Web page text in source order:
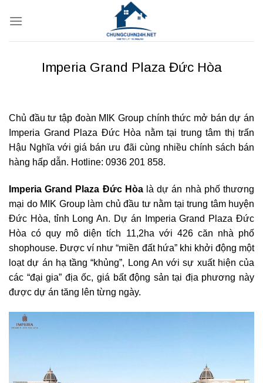
qua
Imperia Grand Plaza Đức Hòa
Chủ đầu tư tập đoàn MIK Group chính thức mở bán dự án
Imperia Grand Plaza Đức Hòa nằm tại trung tâm thị trấn
Hậu Nghĩa với giá bán ưu đãi cùng nhiều chính sách bán
hàng hấp dẫn. Hotline: 0936 201 858.
Imperia Grand Plaza Đức Hòalà dự án nhà phố thương
mại do MIK Group làm chủ đầu tư nằm tại trung tâm huyện
Đức Hòa, tỉnh Long An. Dự án Imperia Grand Plaza Đức
Hòa có quy mô diện tích 11,2ha với 426 căn nhà phố
shophouse. Được ví như “miền đất hứa” khi khởi động một
loạt dự án hạ tầng “khủng”, Long An với sự xuất hiện của
các “đại gia” địa ốc, giá bất động sản tại địa phương này
được dự án tăng lên từng ngày.